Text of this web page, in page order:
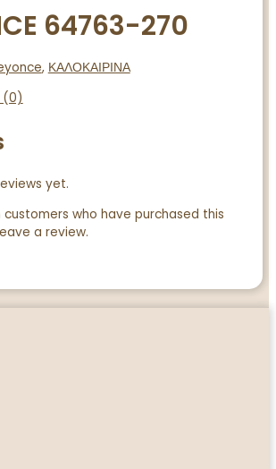
64763-270
, ΚΑΛΟΚΑΙΡΙΝΑ
(0)
yet.
customers who have purchased this
a review.